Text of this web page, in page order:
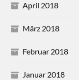
April 2018
März 2018
Februar 2018
Januar 2018